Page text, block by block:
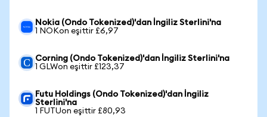
Nokia (Ondo Tokenized)'dan İngiliz Sterlini'na
1 NOKon eşittir £6,97
Corning (Ondo Tokenized)'dan İngiliz Sterlini'na
1 GLWon eşittir £123,37
Futu Holdings (Ondo Tokenized)'dan İngiliz
Sterlini'na
1 FUTUon eşittir £80,93